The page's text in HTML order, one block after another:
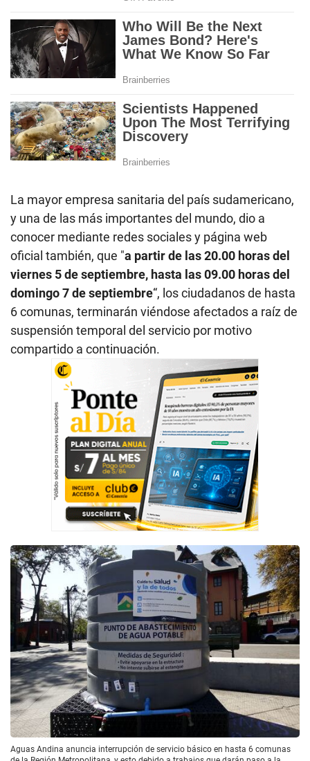
La mayor empresa sanitaria del país sudamericano,
y una de las más importantes del mundo, dio a
conocer mediante redes sociales y página web
oficial también, que "a partir de las 20.00 horas del
viernes 5 de septiembre, hasta las 09.00 horas del
domingo 7 de septiembre“, los ciudadanos de hasta
6 comunas, terminarán viéndose afectados a raíz de
suspensión temporal del servicio por motivo
compartido a continuación.
Aguas Andina anuncia interrupción de servicio básico en hasta 6 comunas